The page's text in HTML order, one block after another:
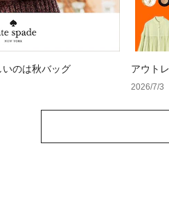
のは秋バッグ アウト
2026/7/3